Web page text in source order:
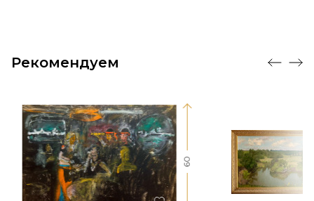
Рекомендуем
60